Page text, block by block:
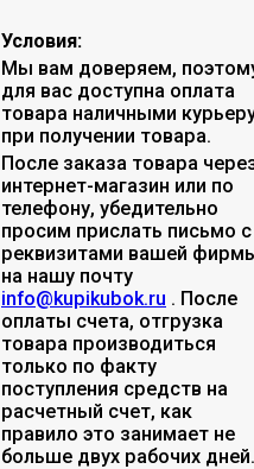
Условия:
Мы вам доверяем,
для вас доступна оплата
товара наличными
при получении товара.
После заказа товара
интернет-магазин или по
телефону, убедительно
просим прислать письмо с
реквизитами вашей
на нашу почту
info@kupikubok.ru . После
оплаты счета, отгрузка
товара производиться
только по факту
поступления средств на
расчетный счет, как
правило это занимает не
больше двух рабочих дней.